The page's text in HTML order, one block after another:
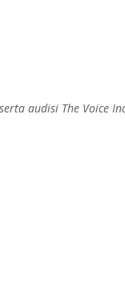
audisi The Voice